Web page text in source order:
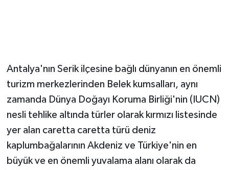
Antalya'nın Serik ilçesine bağlı dünyanın en önemli
turizm merkezlerinden Belek kumsalları, aynı
zamanda Dünya Doğayı Koruma Birliği'nin (IUCN)
nesli tehlike altında türler olarak kırmızı listesinde
yer alan caretta caretta türü deniz
kaplumbağalarının Akdeniz ve Türkiye'nin en
büyük ve en önemli yuvalama alanı olarak da
Seri İlan
Siyaset
Sokak Hayvanlarını Sahiplendirme
Sonsöz Özel